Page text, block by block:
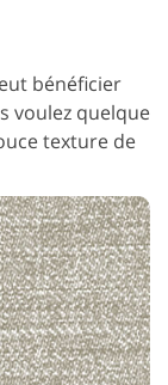
bénéficier
voulez quelque
texture de